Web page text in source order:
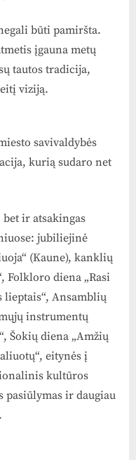
būti pamiršta.
įgauna metų
tautos tradicija,
viziją.
savivaldybės
kurią sudaro net
ir atsakingas
jubiliejinė
(Kaune), kanklių
Folkloro diena „Rasi
lieptais“, Ansamblių
instrumentų
Šokių diena „Amžių
eitynės į
kultūros
pasiūlymas ir daugiau